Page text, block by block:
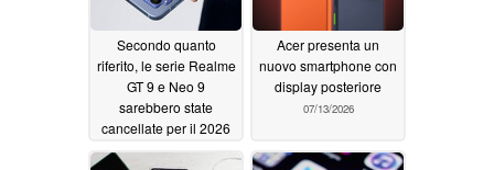
Secondo quanto
riferito, le serie Realme
GT 9 e Neo 9
sarebbero state
cancellate per il 2026
07/23/2026
Acer presenta un
nuovo smartphone con
display posteriore
07/13/2026